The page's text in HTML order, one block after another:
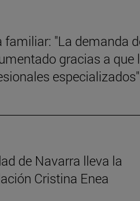
familiar: "La demanda
gracias a que
especializados"
de Navarra lleva la
Cristina Enea